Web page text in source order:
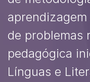
de problemas
pedagógica
Línguas e